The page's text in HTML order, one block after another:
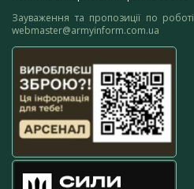
Зауваження та пропозиції по
webmaster@armyinform.com.ua